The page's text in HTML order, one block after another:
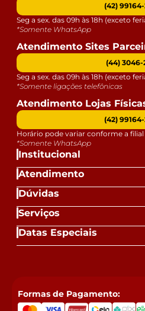
Institucional
Atendimento
Dúvidas
Serviços
Datas Especiais
(42)
Seg a sex. das 09h às 18h (exceto
*Somente WhatsApp
Atendimento Sites
(44) 3046-
Seg a sex. das 09h às 18h (exceto
*Somente ligações telefônicas
Atendimento Lojas
(42)
Horário pode variar conforme a filial
*Somente WhatsApp
Formas de Pagamento: